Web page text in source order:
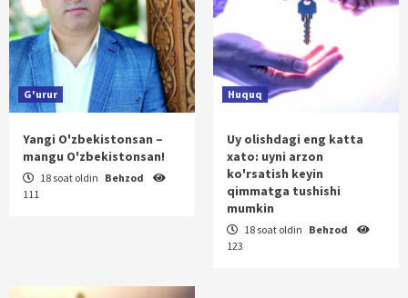
G'urur
Yangi O'zbekistonsan –
mangu O'zbekistonsan!
18 soat oldin Behzod
111
Huquq
Uy olishdagi eng katta
xato: uyni arzon
ko'rsatish keyin
qimmatga tushishi
mumkin
18 soat oldin Behzod
123